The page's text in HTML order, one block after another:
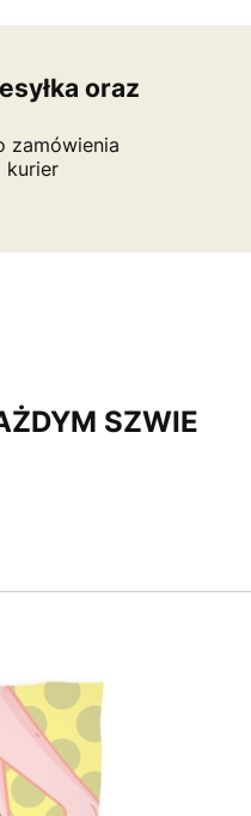
oraz
zamówienia
kurier
SZWIE